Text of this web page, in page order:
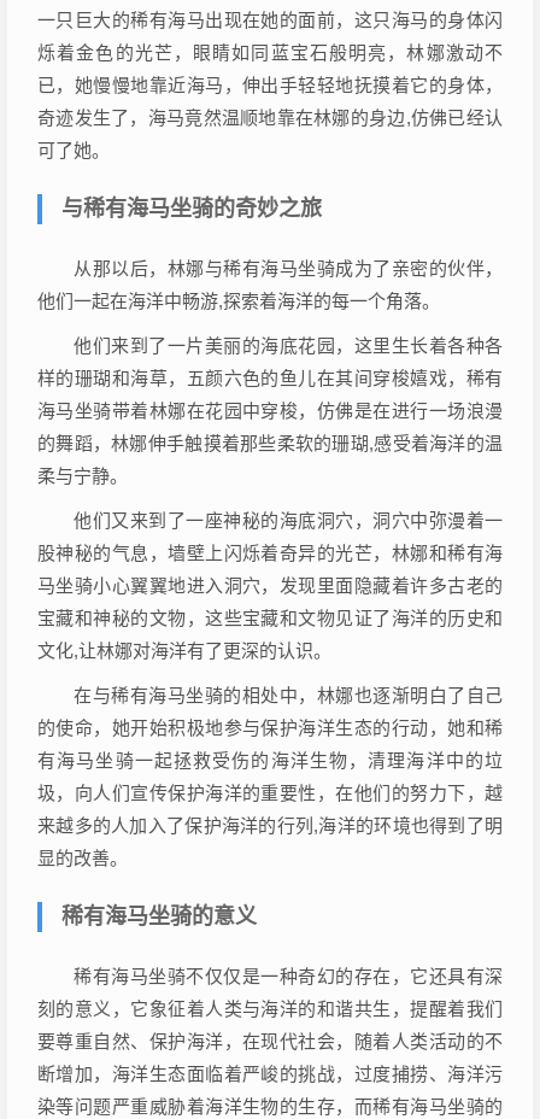
一只巨大的稀有海马出现在她的面前，这只海马的身体闪
烁着金色的光芒，眼睛如同蓝宝石般明亮，林娜激动不
已，她慢慢地靠近海马，伸出手轻轻地抚摸着它的身体，
奇迹发生了，海马竟然温顺地靠在林娜的身边,仿佛已经认
可了她。
与稀有海马坐骑的奇妙之旅
从那以后，林娜与稀有海马坐骑成为了亲密的伙伴，
他们一起在海洋中畅游,探索着海洋的每一个角落。
他们来到了一片美丽的海底花园，这里生长着各种各
样的珊瑚和海草，五颜六色的鱼儿在其间穿梭嬉戏，稀有
海马坐骑带着林娜在花园中穿梭，仿佛是在进行一场浪漫
的舞蹈，林娜伸手触摸着那些柔软的珊瑚,感受着海洋的温
柔与宁静。
他们又来到了一座神秘的海底洞穴，洞穴中弥漫着一
股神秘的气息，墙壁上闪烁着奇异的光芒，林娜和稀有海
马坐骑小心翼翼地进入洞穴，发现里面隐藏着许多古老的
宝藏和神秘的文物，这些宝藏和文物见证了海洋的历史和
文化,让林娜对海洋有了更深的认识。
在与稀有海马坐骑的相处中，林娜也逐渐明白了自己
的使命，她开始积极地参与保护海洋生态的行动，她和稀
有海马坐骑一起拯救受伤的海洋生物，清理海洋中的垃
圾，向人们宣传保护海洋的重要性，在他们的努力下，越
来越多的人加入了保护海洋的行列,海洋的环境也得到了明
显的改善。
稀有海马坐骑的意义
稀有海马坐骑不仅仅是一种奇幻的存在，它还具有深
刻的意义，它象征着人类与海洋的和谐共生，提醒着我们
要尊重自然、保护海洋，在现代社会，随着人类活动的不
断增加，海洋生态面临着严峻的挑战，过度捕捞、海洋污
染等问题严重威胁着海洋生物的生存，而稀有海马坐骑的